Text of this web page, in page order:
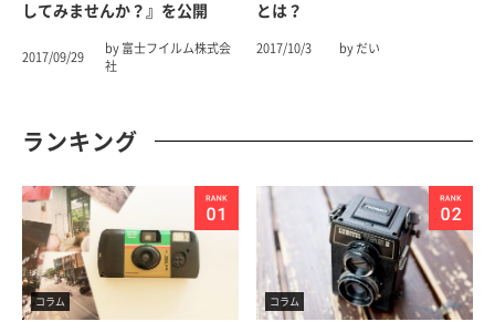
してみませんか？』を公開
2017/09/29
by 富士フイルム株式会
社
とは？
2017/10/3 by だい
ランキング
コラム コラム